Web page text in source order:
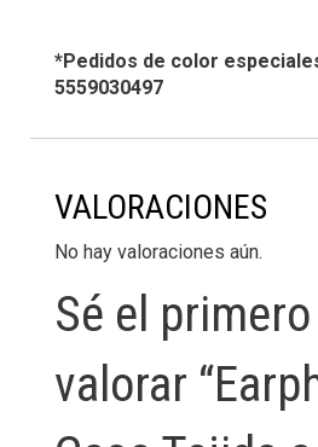
*Pedidos de color
5559030497
VALORACIONES
No hay valoraciones aún.
Sé el
valorar